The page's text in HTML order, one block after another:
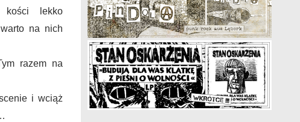
kości lekko
na nich
razem na
i wciąż